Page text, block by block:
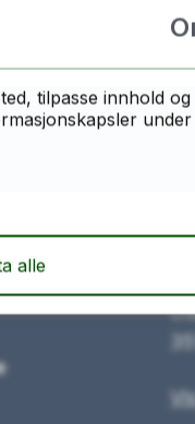
tilpasse innhold
alle